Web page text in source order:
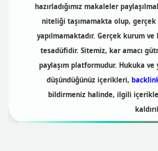
hazırladığımız makaleler
niteliği taşımamakta olup, gerçek
yapılmamaktadır. Gerçek kurum
tesadüfidir. Sitemiz, kar amacı
paylaşım platformudur. Hukuka ve
düşündüğünüz içerikleri,
bildirmeniz halinde, ilgili